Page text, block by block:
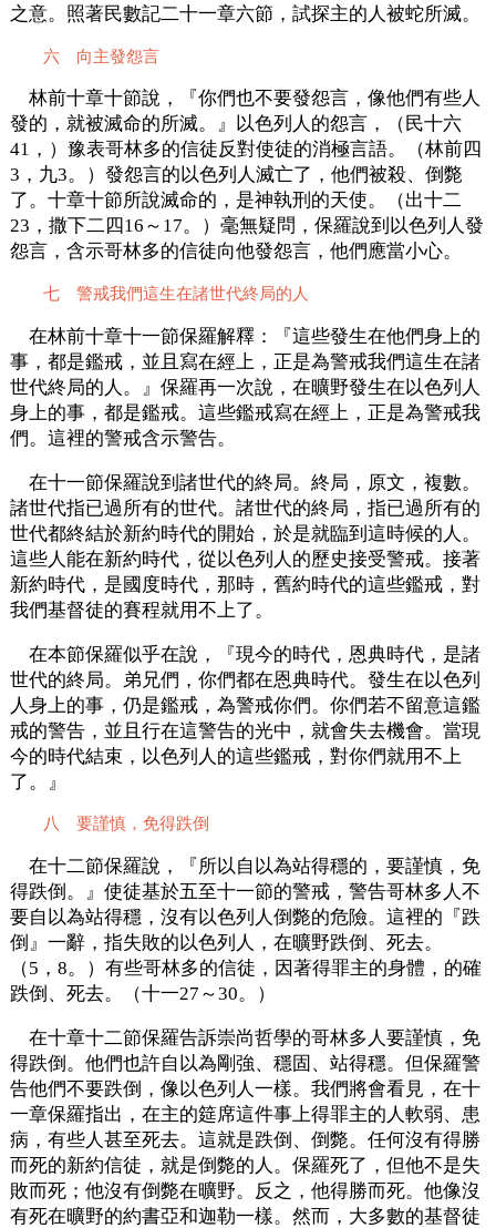
之意。照著民數記二十一章六節，試探主的人被蛇所滅。
六 向主發怨言
林前十章十節說，『你們也不要發怨言，像他們有些人
發的，就被滅命的所滅。』以色列人的怨言，（民十六
41，）豫表哥林多的信徒反對使徒的消極言語。（林前四
3，九3。）發怨言的以色列人滅亡了，他們被殺、倒斃
了。十章十節所說滅命的，是神執刑的天使。（出十二
23，撒下二四16～17。）毫無疑問，保羅說到以色列人發
怨言，含示哥林多的信徒向他發怨言，他們應當小心。
七 警戒我們這生在諸世代終局的人
在林前十章十一節保羅解釋：『這些發生在他們身上的
事，都是鑑戒，並且寫在經上，正是為警戒我們這生在諸
世代終局的人。』保羅再一次說，在曠野發生在以色列人
身上的事，都是鑑戒。這些鑑戒寫在經上，正是為警戒我
們。這裡的警戒含示警告。
在十一節保羅說到諸世代的終局。終局，原文，複數。
諸世代指已過所有的世代。諸世代的終局，指已過所有的
世代都終結於新約時代的開始，於是就臨到這時候的人。
這些人能在新約時代，從以色列人的歷史接受警戒。接著
新約時代，是國度時代，那時，舊約時代的這些鑑戒，對
我們基督徒的賽程就用不上了。
在本節保羅似乎在說，『現今的時代，恩典時代，是諸
世代的終局。弟兄們，你們都在恩典時代。發生在以色列
人身上的事，仍是鑑戒，為警戒你們。你們若不留意這鑑
戒的警告，並且行在這警告的光中，就會失去機會。當現
今的時代結束，以色列人的這些鑑戒，對你們就用不上
了。』
八 要謹慎，免得跌倒
在十二節保羅說，『所以自以為站得穩的，要謹慎，免
得跌倒。』使徒基於五至十一節的警戒，警告哥林多人不
要自以為站得穩，沒有以色列人倒斃的危險。這裡的『跌
倒』一辭，指失敗的以色列人，在曠野跌倒、死去。
（5，8。）有些哥林多的信徒，因著得罪主的身體，的確
跌倒、死去。（十一27～30。）
在十章十二節保羅告訴崇尚哲學的哥林多人要謹慎，免
得跌倒。他們也許自以為剛強、穩固、站得穩。但保羅警
告他們不要跌倒，像以色列人一樣。我們將會看見，在十
一章保羅指出，在主的筵席這件事上得罪主的人軟弱、患
病，有些人甚至死去。這就是跌倒、倒斃。任何沒有得勝
而死的新約信徒，就是倒斃的人。保羅死了，但他不是失
敗而死；他沒有倒斃在曠野。反之，他得勝而死。他像沒
有死在曠野的約書亞和迦勒一樣。然而，大多數的基督徒